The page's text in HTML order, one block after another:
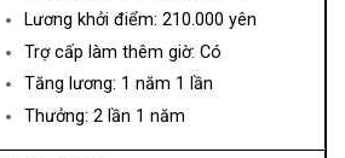
Lương khởi điểm: 210.000 yên
Trợ cấp làm thêm giờ: Có
Tăng lương: 1 năm 1 lần
Thưởng: 2 lần 1 năm